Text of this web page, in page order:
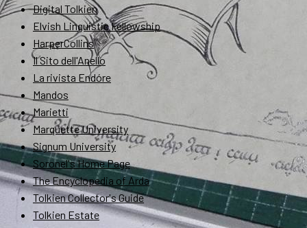
Digital Tolkien
Elvish Linguistic Fellowship
HarperCollins
Il Sito dell'Anello
La rivista Endóre
Mandos
Marietti
Marquette University
Signum University
Soronel's Home Page
The Encyclopedia of Arda
Tolkien Collector's Guide
Tolkien Estate